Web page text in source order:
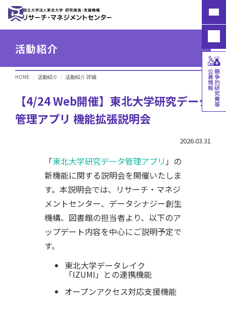
活動紹介
HOME 活動紹介 活動紹介 詳細
【4/24 Web開催】東北大学研究データ
管理アプリ 機能拡張説明会
2026.03.31
「東北大学研究データ管理アプリ 」の
新機能に関する説明会を開催いたしま
す。本説明会では、リサーチ・マネジ
メントセンター、データシナジー創生
機構、図書館の担当者より、以下のア
ップデート内容を中心にご説明予定で
す。
東北大学データレイク
「IZUMI」との連携機能
オープンアクセス対応支援機能